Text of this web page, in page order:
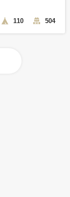
110 504